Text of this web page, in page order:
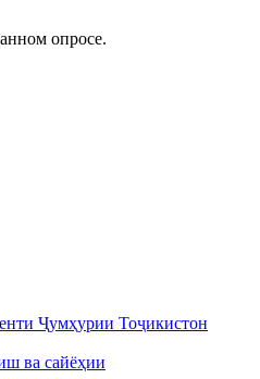
опросе.
Ҷумҳурии Тоҷикистон
ва сайёҳии